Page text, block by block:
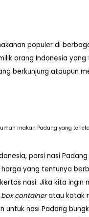
populer di
orang Indonesia
berkunjung ataupun
makan Padang yang
porsi nasi
yang tentunya
nasi. Jika kita
box containeratau kotak
untuk nasi Padang